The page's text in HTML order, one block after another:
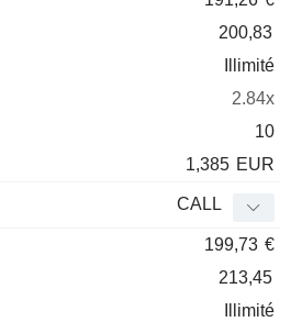
200,83
Illimité
2.84x
10
1,385 EUR
CALL
199,73 €
213,45
Illimité